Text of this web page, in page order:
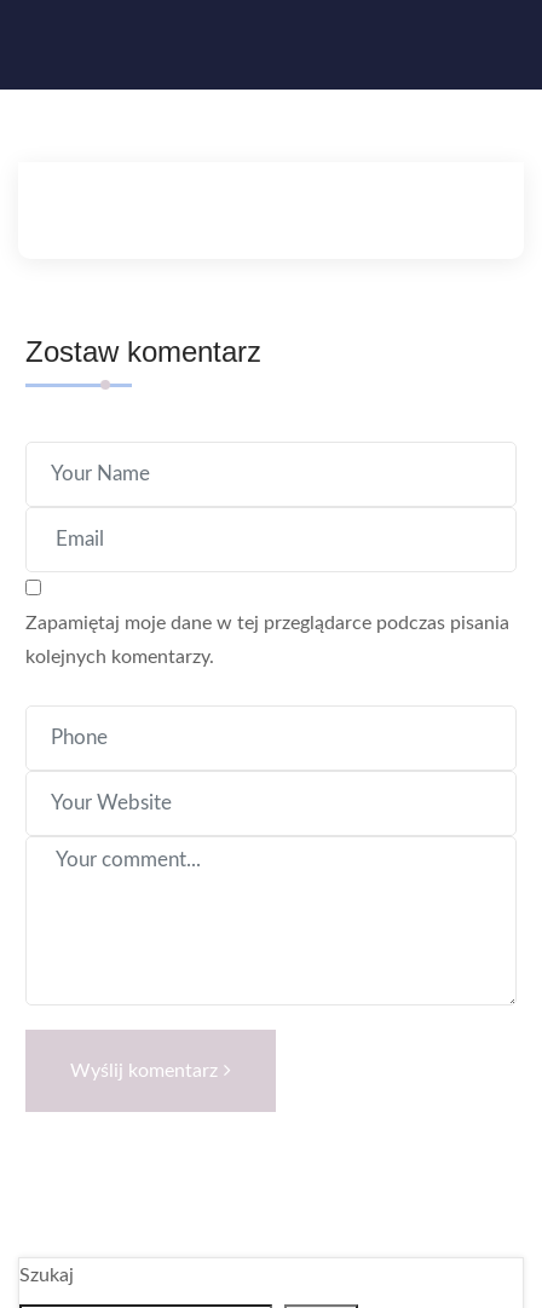
Zostaw komentarz
Zapamiętaj moje dane w tej przeglądarce podczas pisania
kolejnych komentarzy.
Wyślij komentarz
Szukaj